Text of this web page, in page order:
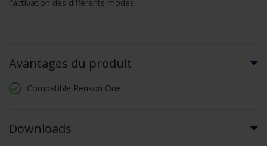
l'activation des différents modes.
Avantages du produit
Compatible Renson One
Downloads